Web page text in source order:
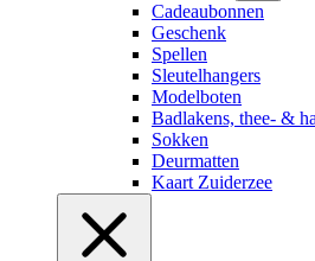
Cadeaubonnen
Geschenk
Spellen
Sleutelhangers
Modelboten
Badlakens, thee- &
Sokken
Deurmatten
Kaart Zuiderzee